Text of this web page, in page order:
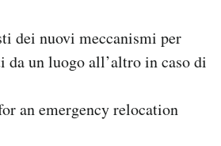
dei nuovi meccanismi per
un luogo all’altro in caso di
an emergency relocation